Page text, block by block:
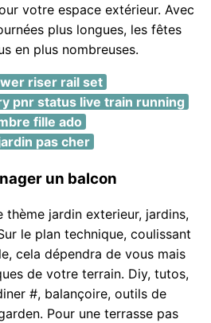
votre espace extérieur. Avec
plus longues, les fêtes
en plus nombreuses.
riser rail set
pnr status live train running
fille ado
pas cher
un balcon
thème jardin exterieur, jardins,
le plan technique, coulissant
cela dépendra de vous mais
de votre terrain. Diy, tutos,
#, balançoire, outils de
Pour une terrasse pas